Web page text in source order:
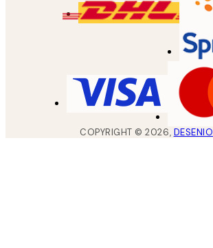
COPYRIGHT ©2026, DESENIO